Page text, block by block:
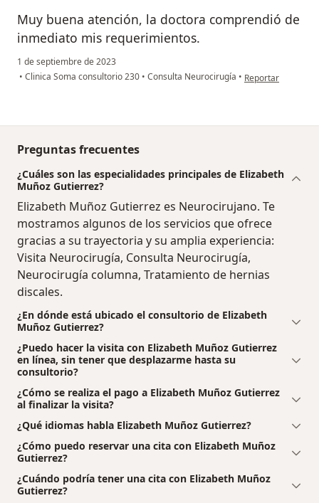
Muy buena atención, la doctora comprendió de
inmediato mis requerimientos.
1 de septiembre de 2023
• Clinica Soma consultorio 230 • Consulta Neurocirugía • en opinión del
Reportar
Preguntas frecuentes
¿Cuáles son las especialidades principales de Elizabeth
Muñoz Gutierrez?
Elizabeth Muñoz Gutierrez es Neurocirujano. Te
mostramos algunos de los servicios que ofrece
gracias a su trayectoria y su amplia experiencia:
Visita Neurocirugía, Consulta Neurocirugía,
Neurocirugía columna, Tratamiento de hernias
discales.
¿En dónde está ubicado el consultorio de Elizabeth
Muñoz Gutierrez?
¿Puedo hacer la visita con Elizabeth Muñoz Gutierrez
en línea, sin tener que desplazarme hasta su
consultorio?
¿Cómo se realiza el pago a Elizabeth Muñoz Gutierrez
al finalizar la visita?
¿Qué idiomas habla Elizabeth Muñoz Gutierrez?
¿Cómo puedo reservar una cita con Elizabeth Muñoz
Gutierrez?
¿Cuándo podría tener una cita con Elizabeth Muñoz
Gutierrez?